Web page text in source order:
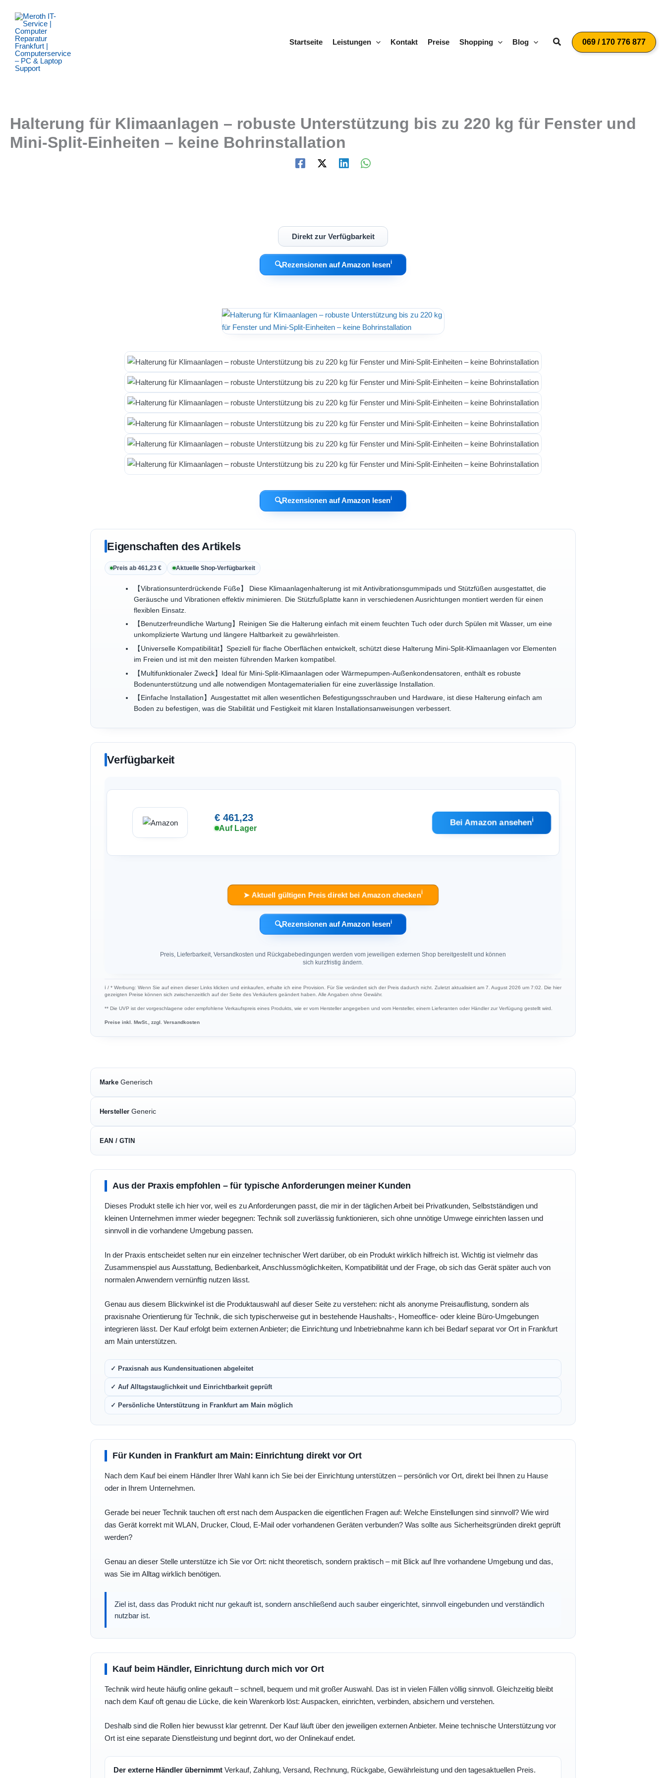
Inhalt
springen
Startseite
Leistungen Kontakt Preise Shopping Blog Suchen069 / 170 776 877
Halterung für Klimaanlagen – robuste Unterstützung bis zu 220 kg für Fenster und
Mini-Split-Einheiten – keine Bohrinstallation
Direkt zur Verfügbarkeit
🔍Rezensionen auf Amazon lesenℹ︎
🔍Rezensionen auf Amazon lesenℹ︎
Eigenschaften des Artikels
Preis ab 461,23 € Aktuelle Shop-Verfügbarkeit
【Vibrationsunterdrückende Füße】 Diese Klimaanlagenhalterung ist mit Antivibrationsgummipads und Stützfüßen ausgestattet, die
Geräusche und Vibrationen effektiv minimieren. Die Stützfußplatte kann in verschiedenen Ausrichtungen montiert werden für einen
flexiblen Einsatz.
【Benutzerfreundliche Wartung】Reinigen Sie die Halterung einfach mit einem feuchten Tuch oder durch Spülen mit Wasser, um eine
unkomplizierte Wartung und längere Haltbarkeit zu gewährleisten.
【Universelle Kompatibilität】Speziell für flache Oberflächen entwickelt, schützt diese Halterung Mini-Split-Klimaanlagen vor Elementen
im Freien und ist mit den meisten führenden Marken kompatibel.
【Multifunktionaler Zweck】Ideal für Mini-Split-Klimaanlagen oder Wärmepumpen-Außenkondensatoren, enthält es robuste
Bodenunterstützung und alle notwendigen Montagematerialien für eine zuverlässige Installation.
【Einfache Installation】Ausgestattet mit allen wesentlichen Befestigungsschrauben und Hardware, ist diese Halterung einfach am
Boden zu befestigen, was die Stabilität und Festigkeit mit klaren Installationsanweisungen verbessert.
Verfügbarkeit
€ 461,23
Auf Lager
Bei Amazon ansehenℹ︎
➤ Aktuell gültigen Preis direkt bei Amazon checkenℹ︎
🔍Rezensionen auf Amazon lesenℹ︎
Preis, Lieferbarkeit, Versandkosten und Rückgabebedingungen werden vom jeweiligen externen Shop bereitgestellt und können
sich kurzfristig ändern.
ℹ︎ / * Werbung: Wenn Sie auf einen dieser Links klicken und einkaufen, erhalte ich eine Provision. Für Sie verändert sich der Preis dadurch nicht. Zuletzt aktualisiert am 7. August 2026 um 7:02. Die hier
gezeigten Preise können sich zwischenzeitlich auf der Seite des Verkäufers geändert haben. Alle Angaben ohne Gewähr.
** Die UVP ist der vorgeschlagene oder empfohlene Verkaufspreis eines Produkts, wie er vom Hersteller angegeben und vom Hersteller, einem Lieferanten oder Händler zur Verfügung gestellt wird.
Preise inkl. MwSt., zzgl. Versandkosten
Marke Generisch
Hersteller Generic
EAN / GTIN
Aus der Praxis empfohlen – für typische Anforderungen meiner Kunden
Dieses Produkt stelle ich hier vor, weil es zu Anforderungen passt, die mir in der täglichen Arbeit bei Privatkunden, Selbstständigen und
kleinen Unternehmen immer wieder begegnen: Technik soll zuverlässig funktionieren, sich ohne unnötige Umwege einrichten lassen und
sinnvoll in die vorhandene Umgebung passen.
In der Praxis entscheidet selten nur ein einzelner technischer Wert darüber, ob ein Produkt wirklich hilfreich ist. Wichtig ist vielmehr das
Zusammenspiel aus Ausstattung, Bedienbarkeit, Anschlussmöglichkeiten, Kompatibilität und der Frage, ob sich das Gerät später auch von
normalen Anwendern vernünftig nutzen lässt.
Genau aus diesem Blickwinkel ist die Produktauswahl auf dieser Seite zu verstehen: nicht als anonyme Preisauflistung, sondern als
praxisnahe Orientierung für Technik, die sich typischerweise gut in bestehende Haushalts-, Homeoffice- oder kleine Büro-Umgebungen
integrieren lässt. Der Kauf erfolgt beim externen Anbieter; die Einrichtung und Inbetriebnahme kann ich bei Bedarf separat vor Ort in Frankfurt
am Main unterstützen.
✓ Praxisnah aus Kundensituationen abgeleitet
✓ Auf Alltagstauglichkeit und Einrichtbarkeit geprüft
✓ Persönliche Unterstützung in Frankfurt am Main möglich
Für Kunden in Frankfurt am Main: Einrichtung direkt vor Ort
Nach dem Kauf bei einem Händler Ihrer Wahl kann ich Sie bei der Einrichtung unterstützen – persönlich vor Ort, direkt bei Ihnen zu Hause
oder in Ihrem Unternehmen.
Gerade bei neuer Technik tauchen oft erst nach dem Auspacken die eigentlichen Fragen auf: Welche Einstellungen sind sinnvoll? Wie wird
das Gerät korrekt mit WLAN, Drucker, Cloud, E-Mail oder vorhandenen Geräten verbunden? Was sollte aus Sicherheitsgründen direkt geprüft
werden?
Genau an dieser Stelle unterstütze ich Sie vor Ort: nicht theoretisch, sondern praktisch – mit Blick auf Ihre vorhandene Umgebung und das,
was Sie im Alltag wirklich benötigen.
Ziel ist, dass das Produkt nicht nur gekauft ist, sondern anschließend auch sauber eingerichtet, sinnvoll eingebunden und verständlich
nutzbar ist.
Kauf beim Händler, Einrichtung durch mich vor Ort
Technik wird heute häufig online gekauft – schnell, bequem und mit großer Auswahl. Das ist in vielen Fällen völlig sinnvoll. Gleichzeitig bleibt
nach dem Kauf oft genau die Lücke, die kein Warenkorb löst: Auspacken, einrichten, verbinden, absichern und verstehen.
Deshalb sind die Rollen hier bewusst klar getrennt. Der Kauf läuft über den jeweiligen externen Anbieter. Meine technische Unterstützung vor
Ort ist eine separate Dienstleistung und beginnt dort, wo der Onlinekauf endet.
Der externe Händler übernimmt Verkauf, Zahlung, Versand, Rechnung, Rückgabe, Gewährleistung und den tagesaktuellen Preis.